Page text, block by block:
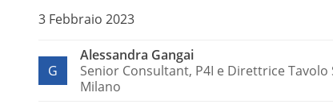
3 Febbraio 2023
G
Alessandra Gangai
Senior Consultant, P4I e Direttrice
Milano